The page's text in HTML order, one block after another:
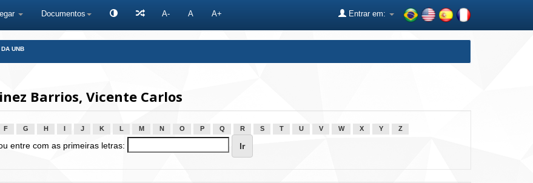
Documentos A- A A+ Entrar em:
UNB
Barrios, Vicente Carlos
F G H J K L M N O P Q R S T U V W X Y Z
entre com as primeiras letras: